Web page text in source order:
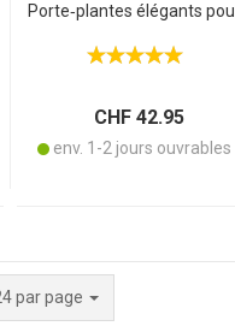
Porte‑plantes élégants pour
encombrants et décoratifs
CHF 42.95
env. 1-2 jours ouvrables
par page